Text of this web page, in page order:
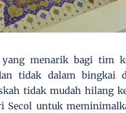
menarik bagi tim
tidak dalam bingkai
tidak mudah hilang
untuk